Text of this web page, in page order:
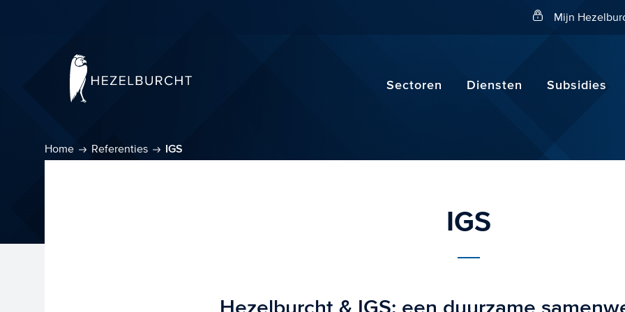
Mijn
Zoeken
Sectoren Diensten Subsidies
Home Referenties IGS
IGS